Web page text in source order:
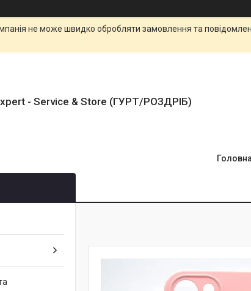
не може швидко обробляти замовлення та
- Service & Store (ГУРТ/РОЗДРІБ)
Головна